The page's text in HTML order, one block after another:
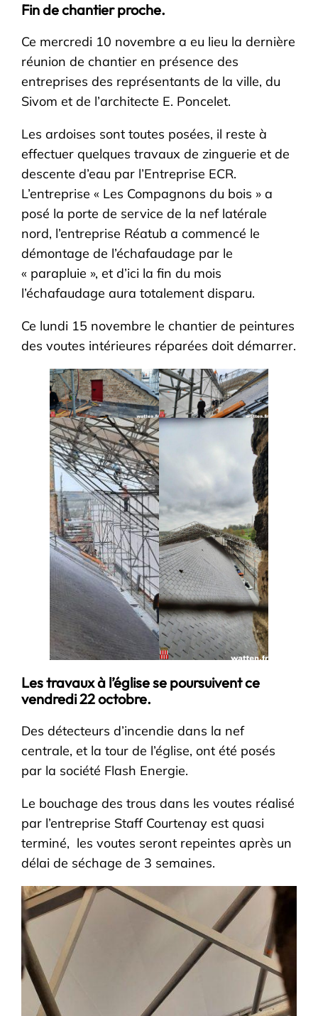
Fin de chantier proche.
Ce mercredi 10 novembre a eu lieu la dernière
réunion de chantier en présence des
entreprises des représentants de la ville, du
Sivom et de l’architecte E. Poncelet.
Les ardoises sont toutes posées, il reste à
effectuer quelques travaux de zinguerie et de
descente d’eau par l’Entreprise ECR.
L’entreprise « Les Compagnons du bois » a
posé la porte de service de la nef latérale
nord, l’entreprise Réatub a commencé le
démontage de l’échafaudage par le
« parapluie », et d’ici la fin du mois
l’échafaudage aura totalement disparu.
Ce lundi 15 novembre le chantier de peintures
des voutes intérieures réparées doit démarrer.
Les travaux à l’église se poursuivent ce
vendredi 22 octobre.
Des détecteurs d’incendie dans la nef
centrale, et la tour de l’église, ont été posés
par la société Flash Energie.
Le bouchage des trous dans les voutes réalisé
par l’entreprise Staff Courtenay est quasi
terminé, les voutes seront repeintes après un
délai de séchage de 3 semaines.